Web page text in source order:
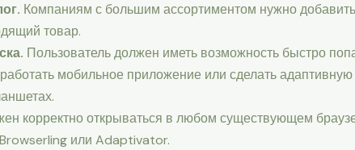
Компаниям с большим ассортиментом нужно
товар.
Пользователь должен иметь возможность быстро
мобильное приложение или сделать адаптивную
корректно открываться в любом существующем
или Adaptivator.